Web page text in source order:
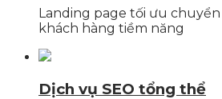
Landing page tối ưu
khách hàng tiềm năng
Dịch vụ SEO tổng thể